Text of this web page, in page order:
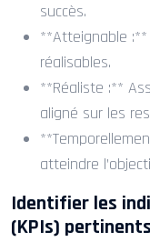
succès.
**Atteignable
réalisables.
**Réaliste :**
aligné sur les
atteindre
Identifier les
(KPIs) pertinents